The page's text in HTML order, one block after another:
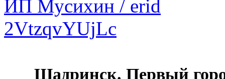
Шадринск. Первый